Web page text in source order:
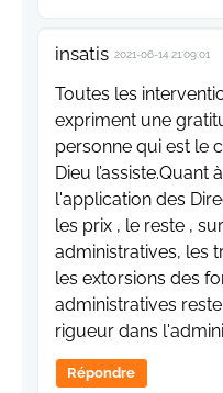
insatis 2021-06-14 21:09:01
Toutes les
expriment une
personne qui est le
Dieu l’assiste.Quant
l'application des
les prix , le reste ,
administratives, les
les extorsions des
administratives
rigueur dans
Répondre